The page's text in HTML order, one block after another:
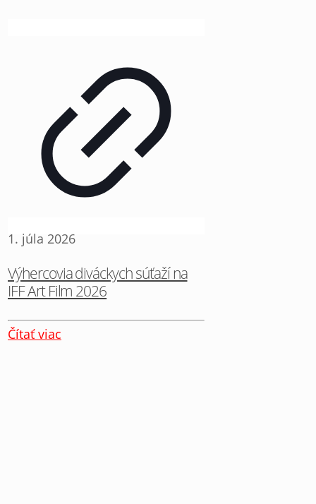
1. júla 2026
Výhercovia diváckych súťaží na
IFF Art Film 2026
Čítať viac